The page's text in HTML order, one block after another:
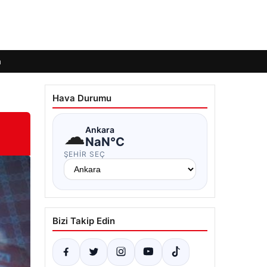
Hava Durumu
☁Ankara
NaN°C
ŞEHIR SEÇ
Bizi Takip Edin